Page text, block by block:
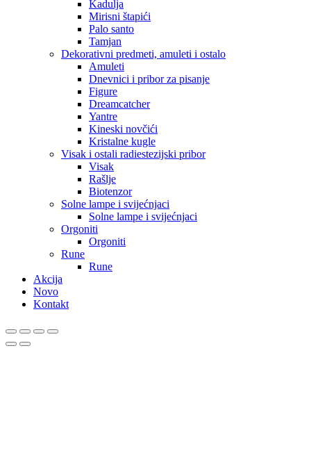
Kadulja
Mirisni štapići
Palo santo
Tamjan
Dekorativni predmeti, amuleti i ostalo
Amuleti
Dnevnici i pribor za pisanje
Figure
Dreamcatcher
Yantre
Kineski novčići
Kristalne kugle
Visak i ostali radiestezijski pribor
Visak
Rašlje
Biotenzor
Solne lampe i svijećnjaci
Solne lampe i svijećnjaci
Orgoniti
Orgoniti
Rune
Rune
Akcija
Novo
Kontakt